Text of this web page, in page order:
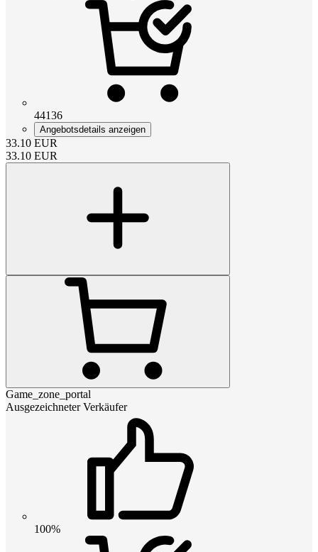
44136
Angebotsdetails anzeigen
33.10 EUR
33.10 EUR
Game_zone_portal
Ausgezeichneter Verkäufer
100%